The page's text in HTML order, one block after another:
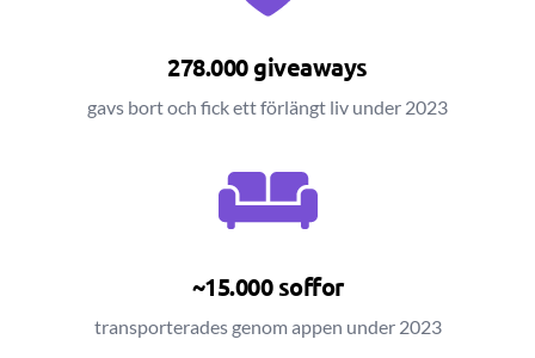
278.000 giveaways
gavs bort och fick ett förlängt liv under 2023
~15.000 soffor
transporterades genom appen under 2023